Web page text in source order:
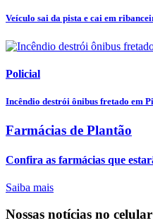
Veículo sai da pista e cai em
Policial
Incêndio destrói ônibus fretado em
Farmácias de Plantão
Confira as farmácias que
Saiba mais
Nossas notícias no celular